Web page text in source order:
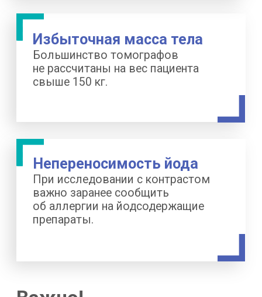
и подробная инструкция
Диск с исследованием — по запросу
Заключение врача-рентгенолога —
по желанию, оплачивается отдельно
Чтобы открыть снимки, нужна
программа — её направляют вместе
в срок, нужно позвонить нам по телефону.